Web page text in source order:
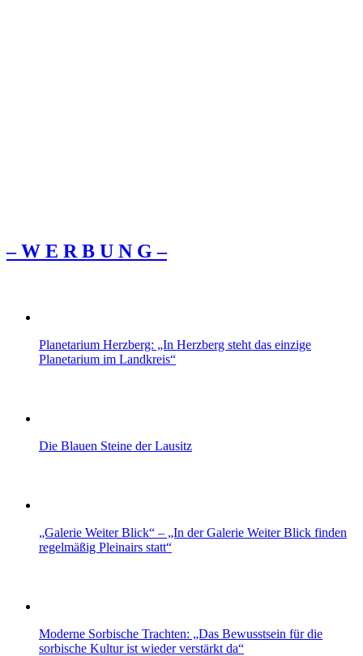
– W Ε R Β U Ν G –
Planetarium Herzberg: „In Herzberg steht das einzige
Planetarium im Landkreis“
Die Blauen Steine der Lausitz
„Galerie Weiter Blick“ – „In der Galerie Weiter Blick finden
regelmäßig Pleinairs statt“
Moderne Sorbische Trachten: „Das Bewusstsein für die
sorbische Kultur ist wieder verstärkt da“